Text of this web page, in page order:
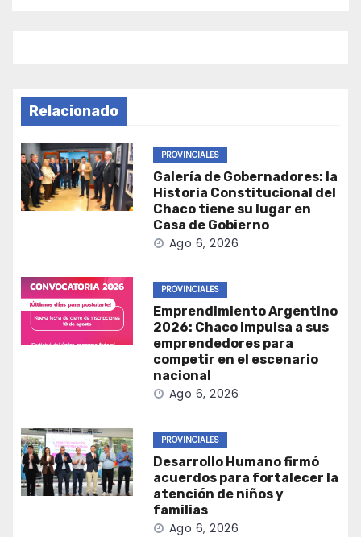
Relacionado
PROVINCIALES
Galería de Gobernadores: la
Historia Constitucional del
Chaco tiene su lugar en
Casa de Gobierno
Ago 6, 2026
PROVINCIALES
Emprendimiento Argentino
2026: Chaco impulsa a sus
emprendedores para
competir en el escenario
nacional
Ago 6, 2026
PROVINCIALES
Desarrollo Humano firmó
acuerdos para fortalecer la
atención de niños y
familias
Ago 6, 2026